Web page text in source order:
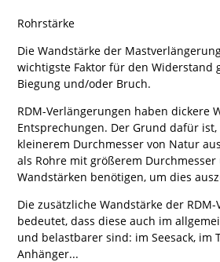
Rohrstärke
Die Wandstärke der
wichtigste Faktor für den Widerstand
Biegung und/oder Bruch.
RDM-Verlängerungen haben dickere
Entsprechungen. Der Grund dafür
kleinerem Durchmesser von Natur
als Rohre mit größerem
Wandstärken benötigen, um dies
Die zusätzliche Wandstärke der
bedeutet, dass diese auch im
und belastbarer sind: im Seesack, im
Anhänger...